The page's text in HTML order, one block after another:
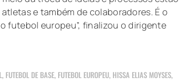
e também de colaboradores. É o
futebol europeu”, finalizou o dirigente
, FUTEBOL DE BASE, FUTEBOL EUROPEU, HISSA ELIAS MOYSES,